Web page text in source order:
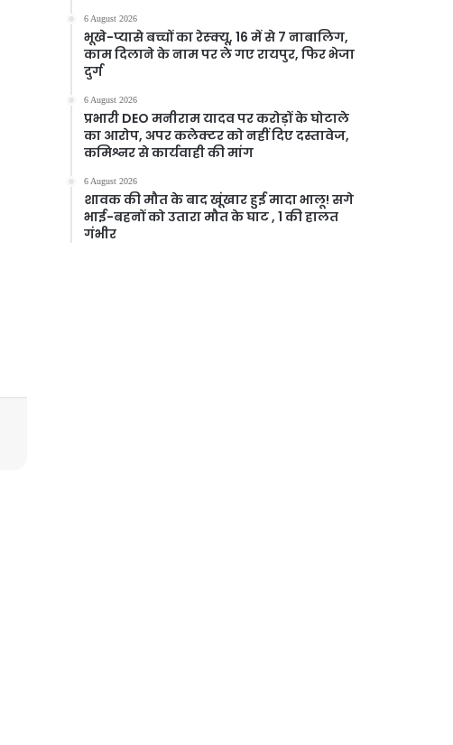
6 August 2026
भूखे-प्यासे बच्चों का रेस्क्यू, 16 में से 7 नाबालिग,
काम दिलाने के नाम पर ले गए रायपुर, फिर भेजा
दुर्ग
6 August 2026
प्रभारी DEO मनीराम यादव पर करोड़ों के घोटाले
का आरोप, अपर कलेक्टर को नहीं दिए दस्तावेज,
कमिश्नर से कार्यवाही की मांग
6 August 2026
शावक की मौत के बाद खूंखार हुई मादा भालू! सगे
भाई-बहनों को उतारा मौत के घाट , 1 की हालत
गंभीर